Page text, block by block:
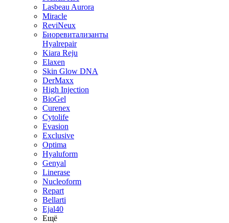
Lasbeau Aurora
Miracle
ReviNeux
Биоревитализанты
Hyalrepair
Kiara Reju
Elaxen
Skin Glow DNA
DerMaxx
High Injection
BioGel
Curenex
Cytolife
Evasion
Exclusive
Optima
Hyaluform
Genyal
Linerase
Nucleoform
Repart
Bellarti
Ejal40
Ещё